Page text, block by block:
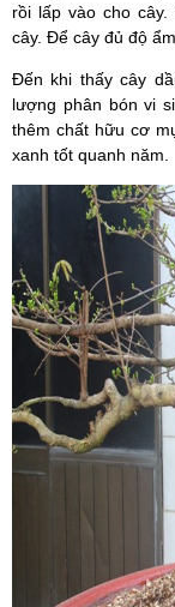
rồi lấp vào cho
cây. Để cây đủ độ
Đến khi thấy cây
lượng phân bón vi
thêm chất hữu cơ
xanh tốt quanh năm.